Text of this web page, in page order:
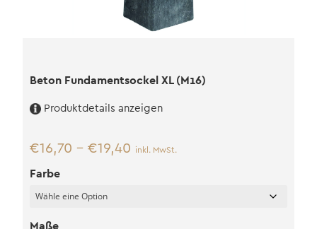
Beton Fundamentsockel XL (M16)
Produktdetails anzeigen
€16,70 – €19,40 inkl. MwSt.
Farbe